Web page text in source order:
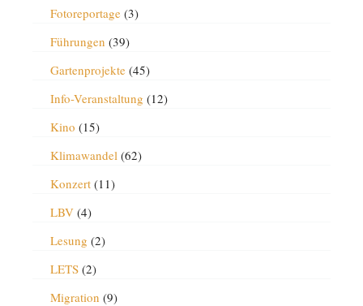
Fotoreportage(3)
Führungen (39)
Gartenprojekte(45)
Info-Veranstaltung (12)
Kino (15)
Klimawandel(62)
Konzert(11)
LBV(4)
Lesung (2)
LETS(2)
Migration (9)